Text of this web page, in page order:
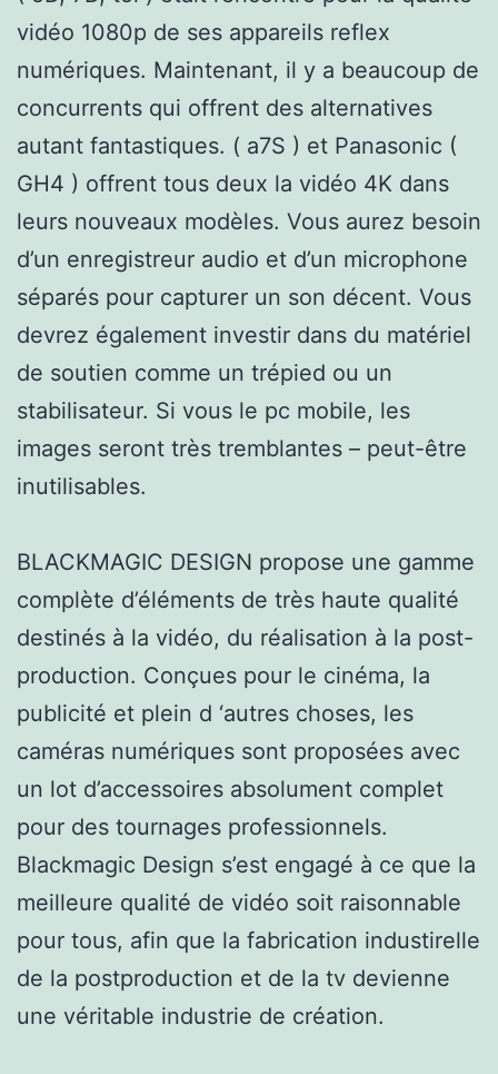
vidéo 1080p de ses appareils reflex
numériques. Maintenant, il y a beaucoup de
concurrents qui offrent des alternatives
autant fantastiques. ( a7S ) et Panasonic (
GH4 ) offrent tous deux la vidéo 4K dans
leurs nouveaux modèles. Vous aurez besoin
d’un enregistreur audio et d’un microphone
séparés pour capturer un son décent. Vous
devrez également investir dans du matériel
de soutien comme un trépied ou un
stabilisateur. Si vous le pc mobile, les
images seront très tremblantes – peut-être
inutilisables.
BLACKMAGIC DESIGN propose une gamme
complète d’éléments de très haute qualité
destinés à la vidéo, du réalisation à la post-
production. Conçues pour le cinéma, la
publicité et plein d ‘autres choses, les
caméras numériques sont proposées avec
un lot d’accessoires absolument complet
pour des tournages professionnels.
Blackmagic Design s’est engagé à ce que la
meilleure qualité de vidéo soit raisonnable
pour tous, afin que la fabrication industirelle
de la postproduction et de la tv devienne
une véritable industrie de création.